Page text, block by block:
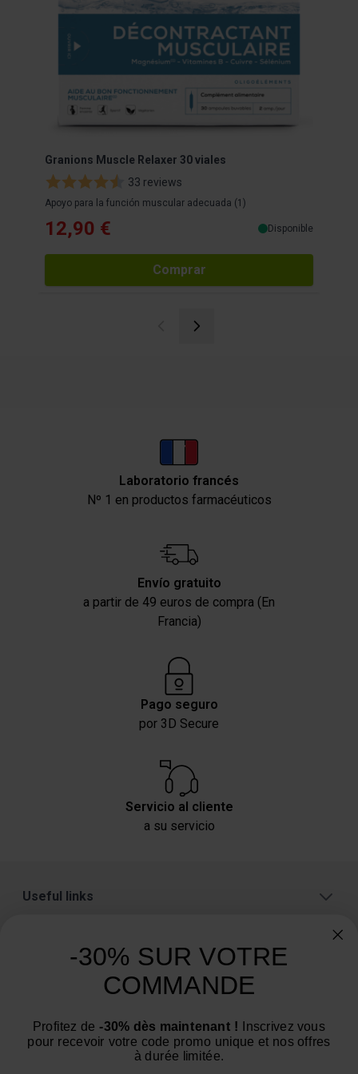
Granions Muscle Relaxer 30 viales
33 reviews
Apoyo para la función muscular adecuada (1)
12,90 € Disponible
Comprar
Laboratorio francés
Nº 1 en productos farmacéuticos
Envío gratuito
a partir de 49 euros de compra (En
Francia)
Pago seguro
por 3D Secure
Servicio al cliente
a su servicio
Useful links
Categorías
¿Necesita consejo? ¿Tiene alguna pregunta?
Estamos a su servicio de lunes a viernes: de 9:00 a
12:00 y de 14:00 a 16:00
-30% SUR VOTRE
COMMANDE
Profitez de -30% dès maintenant ! Inscrivez vous
pour recevoir votre code promo unique et nos offres
à durée limitée.